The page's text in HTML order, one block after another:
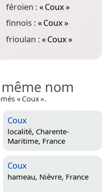
féroïen :«Coux»
finnois :«Coux»
frioulan :«Coux»
nom
« Coux ».
Coux
localité, Charente-
Maritime, France
Coux
hameau, Nièvre, France